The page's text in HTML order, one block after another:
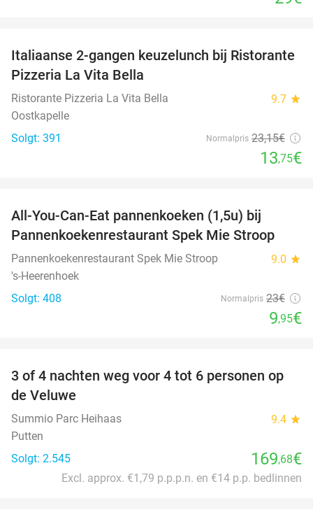
41%
Italiaanse 2-gangen keuzelunch bij Ristorante
Pizzeria La Vita Bella
Ristorante Pizzeria La Vita Bella 9.7 star
Oostkapelle
Solgt: 391
Normalpris 23,15€
13,75€
All-You-Can-Eat pannenkoeken (1,5u) bij
Pannenkoekenrestaurant Spek Mie Stroop
Pannenkoekenrestaurant Spek Mie Stroop 9.0 star
's-Heerenhoek
Solgt: 408
Normalpris 23€
9,95€
3 of 4 nachten weg voor 4 tot 6 personen op
de Veluwe
Summio Parc Heihaas 9.4 star
Putten
Solgt: 2.545
169,68€
Excl. approx. €1,79 p.p.p.n. en €14 p.p. bedlinnen